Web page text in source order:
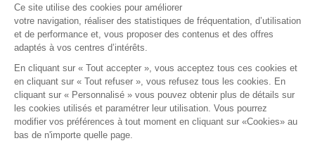
Recrutement
Trouvez un magasin
Rejoindre l'aventure
DEVENIR FRANCHISÉ